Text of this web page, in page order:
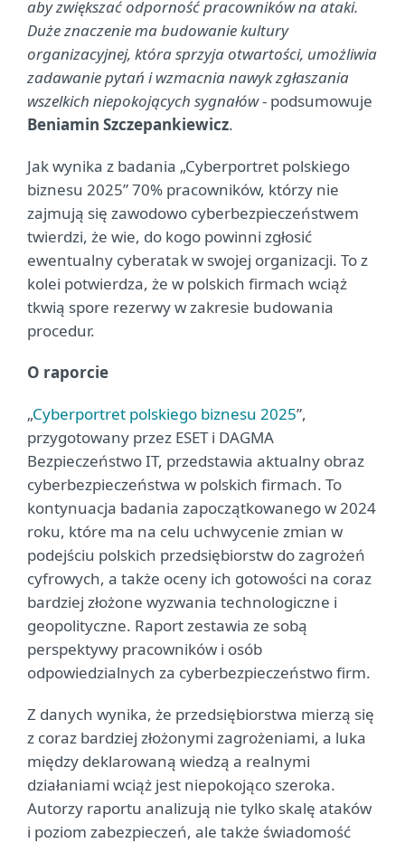
aby zwiększać odporność pracowników na ataki.
Duże znaczenie ma budowanie kultury
organizacyjnej, która sprzyja otwartości, umożliwia
zadawanie pytań i wzmacnia nawyk zgłaszania
wszelkich niepokojących sygnałów- podsumowuje
Beniamin Szczepankiewicz.
Jak wynika z badania „Cyberportret polskiego
biznesu 2025” 70% pracowników, którzy nie
zajmują się zawodowo cyberbezpieczeństwem
twierdzi, że wie, do kogo powinni zgłosić
ewentualny cyberatak w swojej organizacji. To z
kolei potwierdza, że w polskich firmach wciąż
tkwią spore rezerwy w zakresie budowania
procedur.
O raporcie
„Cyberportret polskiego biznesu 2025”,
przygotowany przez ESET i DAGMA
Bezpieczeństwo IT, przedstawia aktualny obraz
cyberbezpieczeństwa w polskich firmach. To
kontynuacja badania zapoczątkowanego w 2024
roku, które ma na celu uchwycenie zmian w
podejściu polskich przedsiębiorstw do zagrożeń
cyfrowych, a także oceny ich gotowości na coraz
bardziej złożone wyzwania technologiczne i
geopolityczne. Raport zestawia ze sobą
perspektywy pracowników i osób
odpowiedzialnych za cyberbezpieczeństwo firm.
Z danych wynika, że przedsiębiorstwa mierzą się
z coraz bardziej złożonymi zagrożeniami, a luka
między deklarowaną wiedzą a realnymi
działaniami wciąż jest niepokojąco szeroka.
Autorzy raportu analizują nie tylko skalę ataków
i poziom zabezpieczeń, ale także świadomość